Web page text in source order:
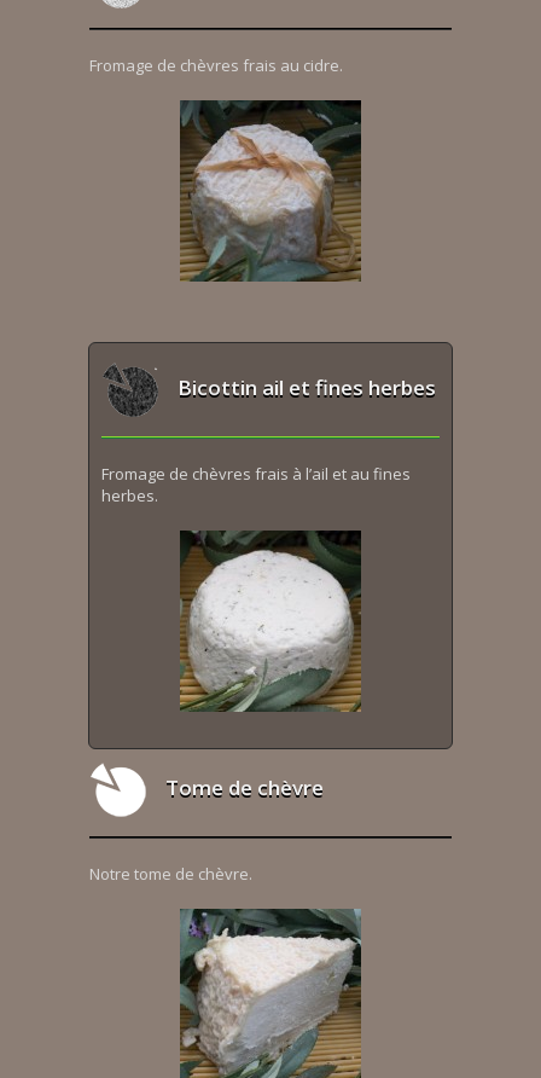
Fromage de chèvres frais au cidre.
Bicottin ail et fines herbes
Fromage de chèvres frais à l’ail et au fines
herbes.
Tome de chèvre
Notre tome de chèvre.